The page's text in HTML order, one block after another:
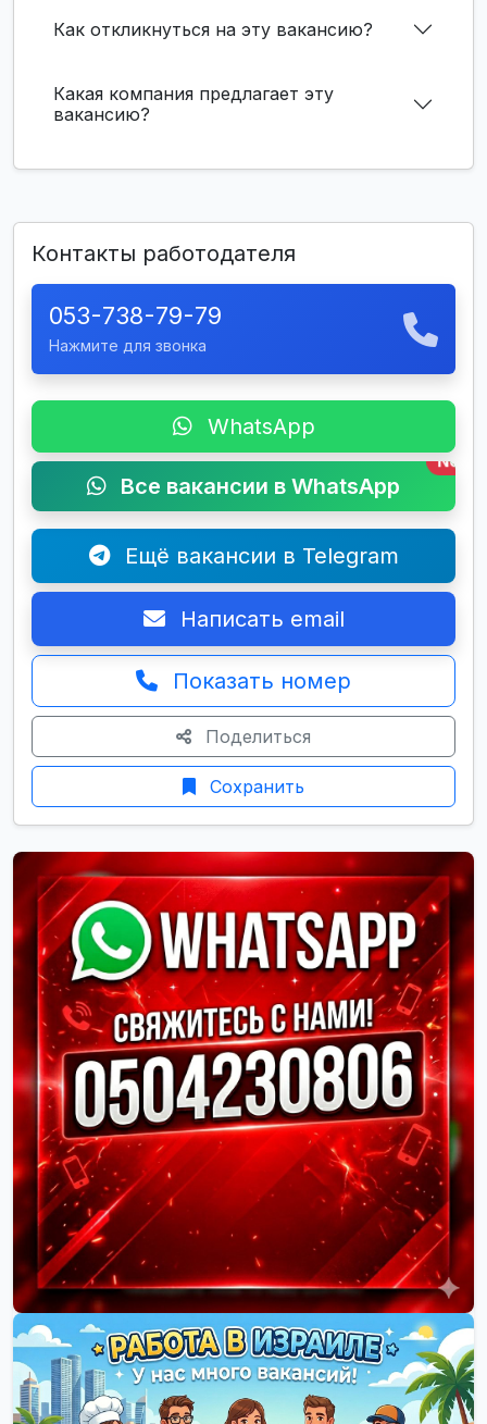
Как откликнуться на эту вакансию?
Какая компания предлагает эту
вакансию?
Контакты работодателя
053-738-79-79
Нажмите для звонка
WhatsApp
Все вакансии в WhatsApp
New
Ещё вакансии в Telegram
Написать email
Показать номер
Поделиться
Сохранить